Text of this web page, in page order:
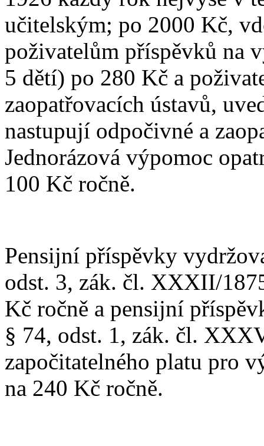
učitelským; po 2000 Kč,
poživatelům příspěvků na
5 dětí) po 280 Kč a
zaopatřovacích ústavů,
nastupují odpočivné a
Jednorázová výpomoc
100 Kč ročně.
Pensijní příspěvky
odst. 3, zák. čl. XXXII/
Kč ročně a pensijní
§ 74, odst. 1, zák. čl.
započitatelného platu pro
na 240 Kč ročně.